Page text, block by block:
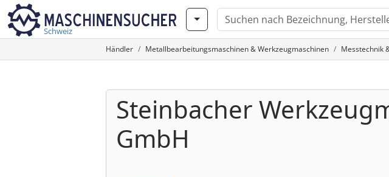
Schweiz
Händler Metallbearbeitungsmaschinen & Werkzeugmaschinen Messtechnik
Steinbacher
GmbH